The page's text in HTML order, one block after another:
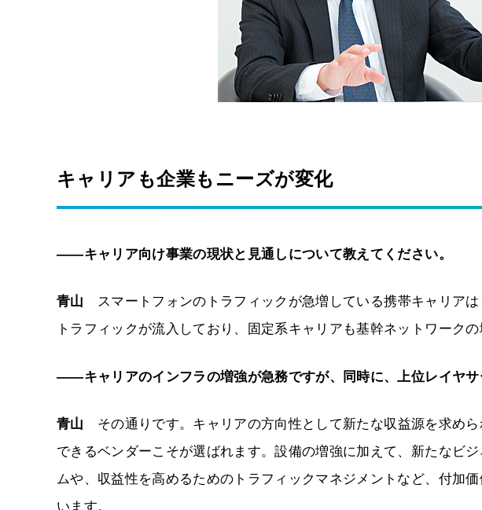
キャリアも企業もニーズが変化
――キャリア向け事業の現状と見通しについて教えてください。
青山 スマートフォンのトラフィックが急増している携帯キャリア
トラフィックが流入しており、固定系キャリアも基幹ネットワークの
――キャリアのインフラの増強が急務ですが、同時に、上位レイヤサ
青山 その通りです。キャリアの方向性として新たな収益源を求め
できるベンダーこそが選ばれます。設備の増強に加えて、新たなビ
ムや、収益性を高めるためのトラフィックマネジメントなど、付加
います。